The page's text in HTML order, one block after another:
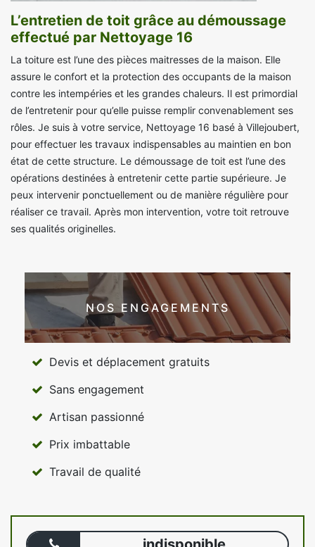
L’entretien de toit grâce au démoussage
effectué par Nettoyage 16
La toiture est l’une des pièces maitresses de la maison. Elle
assure le confort et la protection des occupants de la maison
contre les intempéries et les grandes chaleurs. Il est primordial
de l’entretenir pour qu’elle puisse remplir convenablement ses
rôles. Je suis à votre service, Nettoyage 16 basé à Villejoubert,
pour effectuer les travaux indispensables au maintien en bon
état de cette structure. Le démoussage de toit est l’une des
opérations destinées à entretenir cette partie supérieure. Je
peux intervenir ponctuellement ou de manière régulière pour
réaliser ce travail. Après mon intervention, votre toit retrouve
ses qualités originelles.
NOS ENGAGEMENTS
Devis et déplacement gratuits
Sans engagement
Artisan passionné
Prix imbattable
Travail de qualité